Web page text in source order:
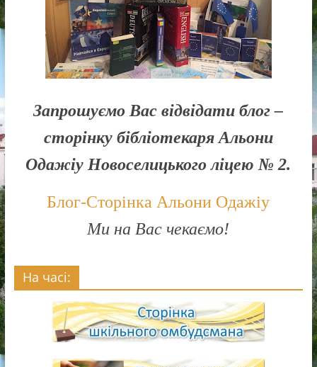
Запрошуємо Вас відвідати блог –
сторінку бібліотекаря Альони
Одажіу Новоселицького ліцею № 2.
Блог-Сторінка Альони Одажіу
Ми на Вас чекаємо!
На часі: